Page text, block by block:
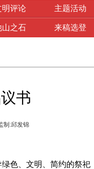
明评论 主题活动
山之石 来稿选登
书
制:邱发锦
色、文明、简约的祭祀